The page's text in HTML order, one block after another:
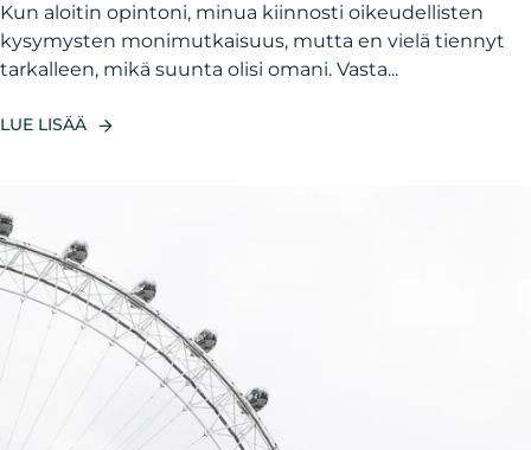
Kun aloitin opintoni, minua kiinnosti oikeudellisten
kysymysten monimutkaisuus, mutta en vielä tiennyt
tarkalleen, mikä suunta olisi omani. Vasta...
LUE LISÄÄ